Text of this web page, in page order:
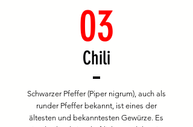
Chili
03
Schwarzer Pfeffer (Piper nigrum), auch als
runder Pfeffer bekannt, ist eines der
ältesten und bekanntesten Gewürze. Es